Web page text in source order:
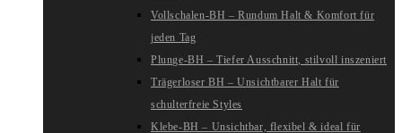
Vollschalen-BH – Rundum Halt & Komfort für
jeden Tag
Plunge-BH – Tiefer Ausschnitt, stilvoll inszeniert
Trägerloser BH – Unsichtbarer Halt für
schulterfreie Styles
Klebe-BH – Unsichtbar, flexibel & ideal für